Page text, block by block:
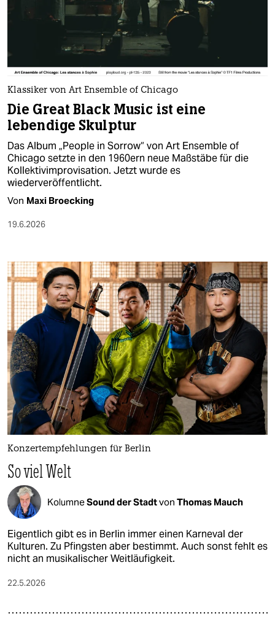
wahrheit
verlag
verlag
veranstaltungen
shop
fragen & hilfe
unterstützen
abo
epaper login
Klassiker von Art Ensemble of Chicago
Die Great Black Music ist eine
lebendige Skulptur
Das Album „People in Sorrow“ von Art Ensemble of
Chicago setzte in den 1960ern neue Maßstäbe für die
Kollektivimprovisation. Jetzt wurde es
wiederveröffentlicht.
Von Maxi Broecking
19.6.2026
Konzertempfehlungen für Berlin
So viel Welt
KolumneSound der Stadtvon Thomas Mauch
Eigentlich gibt es in Berlin immer einen Karneval der
Kulturen. Zu Pfingsten aber bestimmt. Auch sonst fehlt es
nicht an musikalischer Weitläufigkeit.
22.5.2026